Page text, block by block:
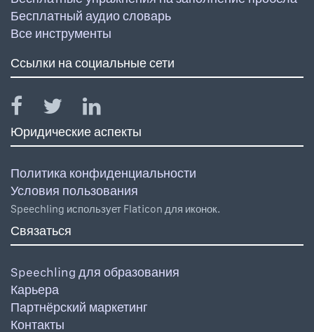
Бесплатный аудио словарь
Все инструменты
Ссылки на социальные сети
Юридические аспекты
Политика конфиденциальности
Условия пользования
Speechling использует Flaticon для иконок.
Связаться
Speechling для образования
Карьера
Партнёрский маркетинг
Контакты